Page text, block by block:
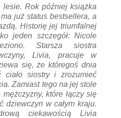
lesie. Rok później książka
już status bestsellera, a
Historię jej triumfalnej
jeden szczegół: Nicole
Starsza siostra
Livia, pracuje w
się, że któregoś dnia
ciało siostry i zrozumieć
Zamiast tego na jej stole
mężczyzny, które łączy się
dziewczyn w całym kraju.
ciekawością Livia